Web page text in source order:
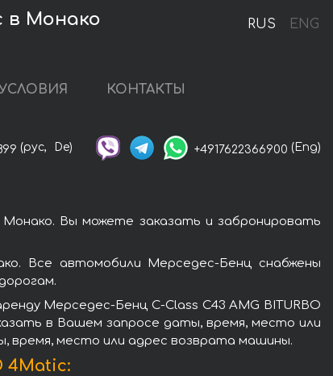
RUS ENG
в Монако
КОНТАКТЫ
(рус, De) +4917622366900 (Eng)
Вы можете заказать и забронировать
Все автомобили Мерседес-Бенц снабжены
Мерседес-Бенц C-Class C43 AMG BITURBO
в Вашем запросе даты, время, место или
время, место или адрес возврата машины.
4Matic: